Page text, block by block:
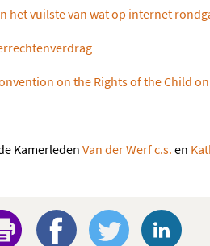
het vuilste van wat op internet
on the Rights of the Child
KamerledenVan der Werf c.s. en